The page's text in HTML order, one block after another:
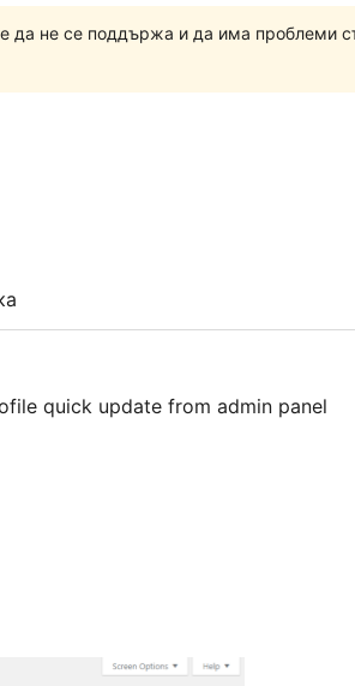
да не се поддържа и да има проблеми
quick update from admin panel